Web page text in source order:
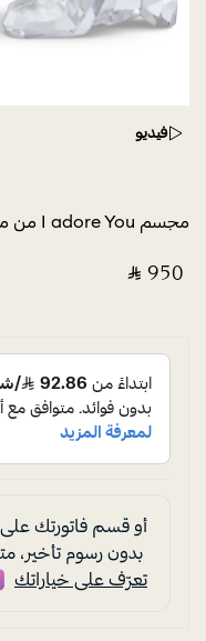
فيديو
مجسم I adore You من مجموعة Kris Bear
‎ ⃁ ⁦950⁩ ‎